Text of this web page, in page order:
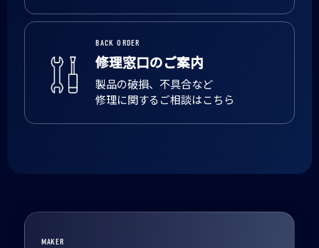
BACK ORDER
修理窓口のご案内
製品の破損、不具合など
修理に関するご相談はこちら
MAKER